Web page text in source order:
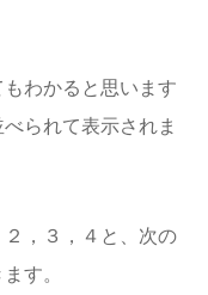
わかると思います
られて表示されま
，３，４と、次の
す。